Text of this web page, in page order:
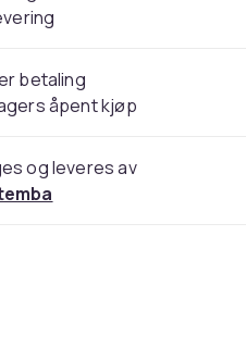
betaling
åpent kjøp
og leveres av